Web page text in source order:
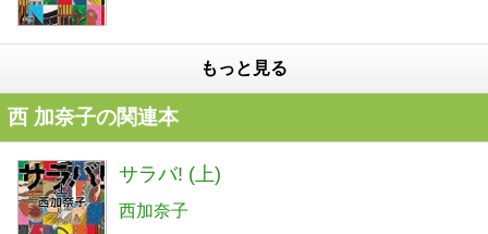
もっと見る
西 加奈子の関連本
サラバ! (上)
西加奈子